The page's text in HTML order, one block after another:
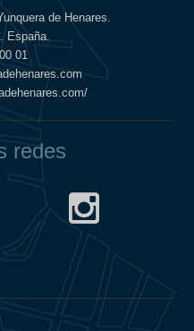
de Henares.
España.
01
redes